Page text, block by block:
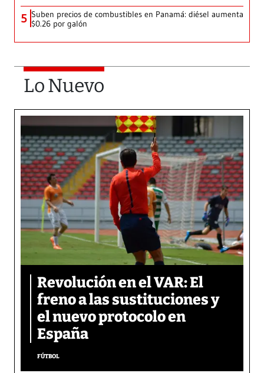
5 Suben precios de combustibles en Panamá: diésel aumenta
$0.26 por galón
Lo Nuevo
Revolución en el VAR: El
freno a las sustituciones y
el nuevo protocolo en
España
FÚTBOL